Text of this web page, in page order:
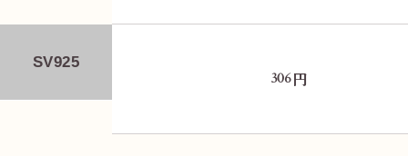
SV925
306円